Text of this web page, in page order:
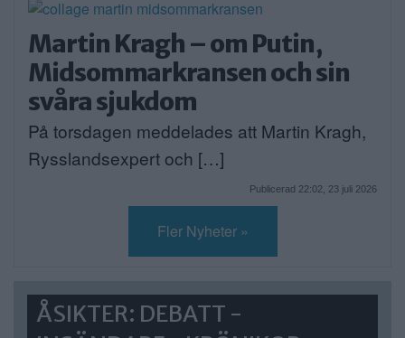
Martin Kragh – om Putin,
Midsommarkransen och sin
svåra sjukdom
På torsdagen meddelades att Martin Kragh,
Rysslandsexpert och […]
Publicerad 22:02, 23 juli 2026
Fler Nyheter »
ÅSIKTER: DEBATT -